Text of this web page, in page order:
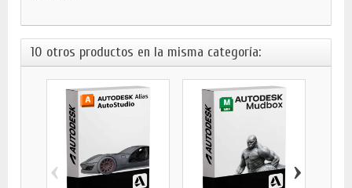
10 otros productos en la misma categoría:
‹ ›